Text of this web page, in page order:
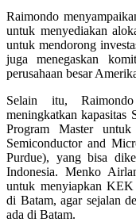
Raimondo
untuk menyediakan
untuk mendorong
juga menegaskan
perusahaan besar
Selain itu,
meningkatkan kapasitas
Program Master
Semiconductor and
Purdue), yang bisa
Indonesia. Menko
untuk menyiapkan
di Batam, agar sejalan
ada di Batam.